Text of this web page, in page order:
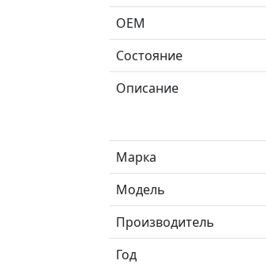
ОЕМ
Состояние
Описание
Марка
Модель
Производитель
Год